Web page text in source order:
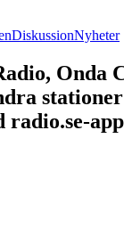
DiskussionNyheter
Onda
radio.se-